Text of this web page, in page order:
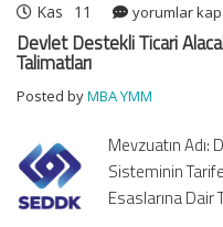
Kas 11
Devlet
Destekli
Sigortası
Tarife
ve
Talimatları
yorumlar
Devlet Destekli Ticari
Talimatları
Posted byMBA YMM
Mevzuatın Adı:
Sisteminin
Esaslarına Dair